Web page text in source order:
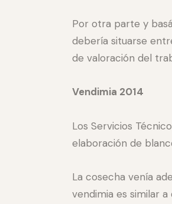
Por otra parte y
debería situarse
de valoración del
Vendimia 2014
Los Servicios
elaboración de
La cosecha venía
vendimia es similar